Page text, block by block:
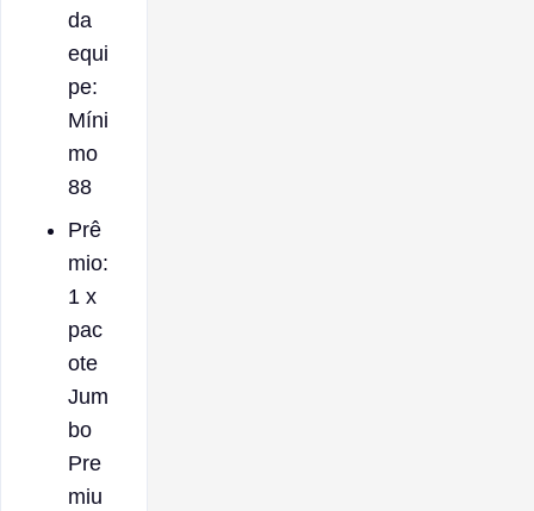
da
equi
pe:
Míni
mo
88
Prê
mio:
1 x
pac
ote
Jum
bo
Pre
miu